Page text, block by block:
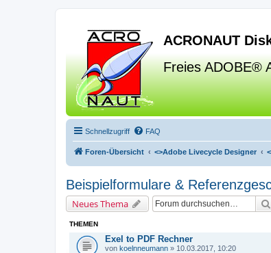
ACRONAUT
Freies ADOBE®
Schnellzugriff FAQ
Foren-Übersicht <>Adobe Livecycle Designer
Beispielformulare &
Neues Thema
THEMEN
Exel to PDF Rechner
von koelnneumann » 10.03.2017, 10:20